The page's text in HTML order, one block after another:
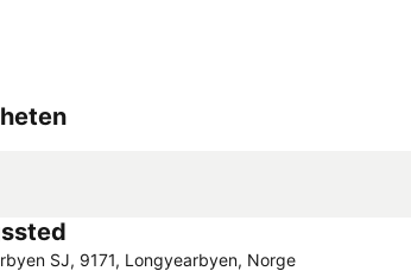
SJ, 9171, Longyearbyen, Norge